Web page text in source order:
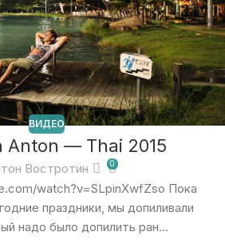
ВИДЕО
Anton — Thai 2015
Востротин 0
watch?v=SLpinXwfZso Пока
праздники, мы допиливали
надо было допилить ран...